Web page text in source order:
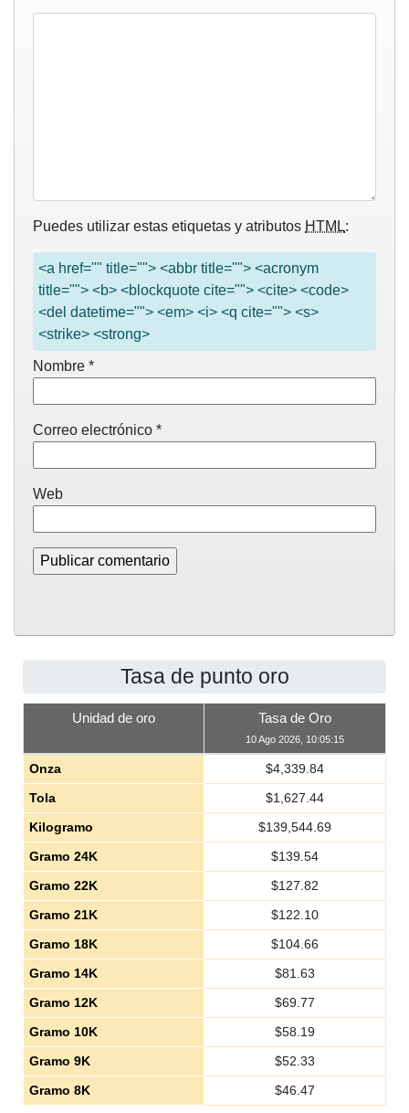
Puedes utilizar estas etiquetas y atributos HTML:
<a href="" title=""> <abbr title=""> <acronym
title=""> <b> <blockquote cite=""> <cite> <code>
<del datetime=""> <em> <i> <q cite=""> <s>
<strike> <strong>
Nombre *
Correo electrónico *
Web
Tasa de punto oro
Unidad de oro Tasa de Oro
10 Ago 2026, 10:05:15
Onza $4,339.84
Tola
$1,627.44
Kilogramo
$139,544.69
Gramo 24K
$139.54
Gramo 22K
$127.82
Gramo 21K
$122.10
Gramo 18K
$104.66
Gramo 14K
$81.63
Gramo 12K
$69.77
Gramo 10K
$58.19
Gramo 9K
$52.33
Gramo 8K
$46.47